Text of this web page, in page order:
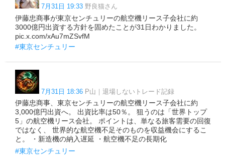
7月31日 19:33 野良猫さん
伊藤忠商事が東京センチュリーの航空機リース子会社に約
3000億円出資する方針を固めたことが31日わかりました。
pic.x.com/xAu7mZSvfM
#東京センチュリー
7月31日 18:36 P山｜退場しないトレード記録
伊藤忠商事、東京センチュリーの航空機リース子会社に約
3,000億円出資へ。 出資比率は50％。 狙うのは「世界トップ
5」の航空機リース会社。 ポイントは、単なる旅客需要の回復
ではなく、 世界的な航空機不足そのものを収益機会にするこ
と。 ・新造機の納入遅延 ・航空機不足の長期化
#東京センチュリー